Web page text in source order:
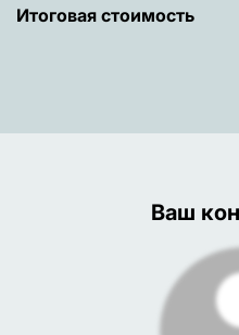
Итоговая стоимость
Ваш